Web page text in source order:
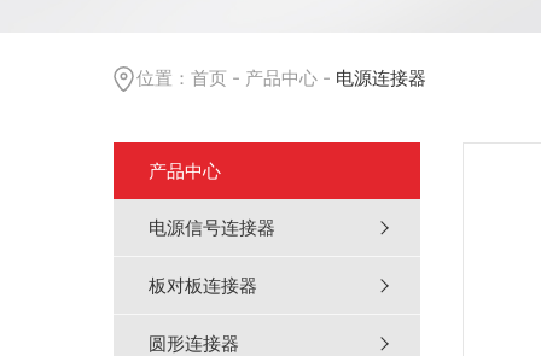
位置： 首页 - 产品中心- 电源连接器
产品中心
电源信号连接器
板对板连接器
圆形连接器